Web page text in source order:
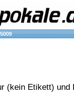
5009
(kein Etikett) und